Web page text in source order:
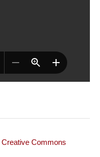
Creative Commons